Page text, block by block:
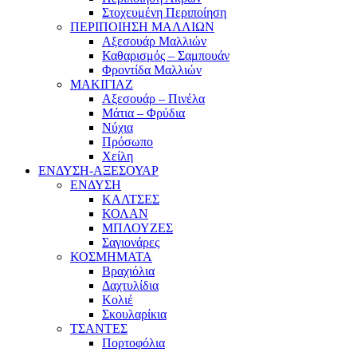
Στοχευμένη Περιποίηση
ΠΕΡΙΠΟΙΗΣΗ ΜΑΛΛΙΩΝ
Αξεσουάρ Μαλλιών
Καθαρισμός – Σαμπουάν
Φροντίδα Μαλλιών
ΜΑΚΙΓΙΑΖ
Αξεσουάρ – Πινέλα
Μάτια – Φρύδια
Νύχια
Πρόσωπο
Χείλη
ΕΝΔΥΣΗ-ΑΞΕΣΟΥΑΡ
ΕΝΔΥΣΗ
ΚΑΛΤΣΕΣ
ΚΟΛΑΝ
ΜΠΛΟΥΖΕΣ
Σαγιονάρες
ΚΟΣΜΗΜΑΤΑ
Βραχιόλια
Δαχτυλίδια
Κολιέ
Σκουλαρίκια
ΤΣΑΝΤΕΣ
Πορτοφόλια